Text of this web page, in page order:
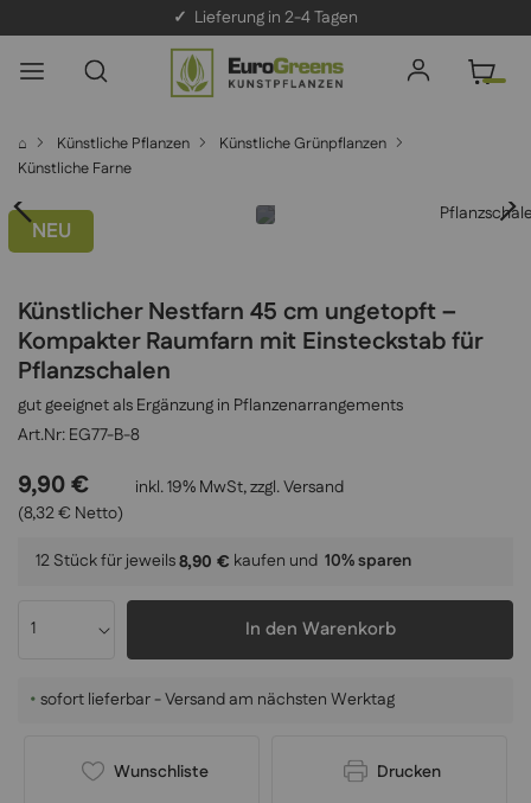
✓ Lieferung in 2-4 Tagen
⌂ Künstliche Pflanzen
Künstliche Grünpflanzen
Künstliche Farne
NEU
Künstlicher Nestfarn 45 cm ungetopft –
Kompakter Raumfarn mit Einsteckstab für
Pflanzschalen
gut geeignet als Ergänzung in Pflanzenarrangements
EG77-B-8
9,90 €
(8,32 € Netto)
inkl. 19% MwSt, zzgl.Versand
12 Stück für jeweils8,90 € kaufen und 10% sparen
In den Warenkorb
• sofort lieferbar - Versand am nächsten Werktag
Wunschliste Drucken